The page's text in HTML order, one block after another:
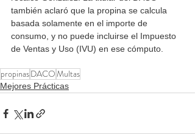
también aclaró que la propina se calcula
basada solamente en el importe de
consumo, y no puede incluirse el Impuesto
de Ventas y Uso (IVU) en ese cómputo.
propinasDACOMultas
Mejores Prácticas